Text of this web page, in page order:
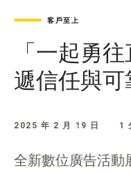
客戶至上
「一起勇
遞信任與可
2025 年 2 月 19 日 1
全新數位廣告活動